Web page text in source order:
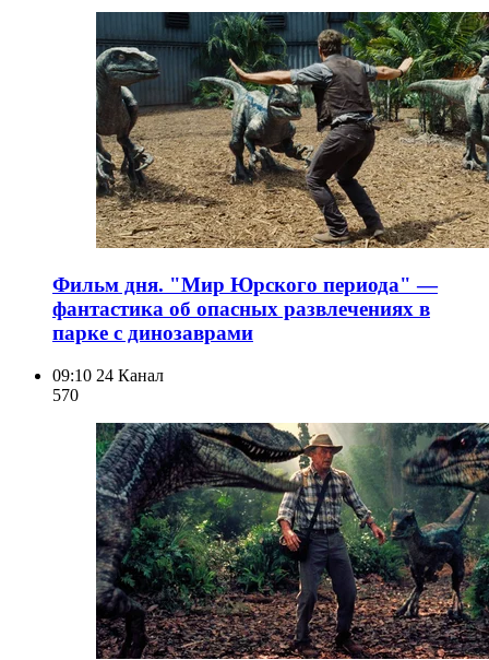
Фильм дня. "Мир Юрского периода" —
фантастика об опасных развлечениях в
парке с динозаврами
09:10 24 Канал
570